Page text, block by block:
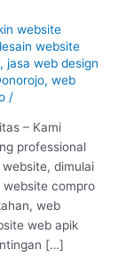
website
website
,jasa web design
,web
/
– Kami
professional
dimulai
website compro
web
web apik
[…]